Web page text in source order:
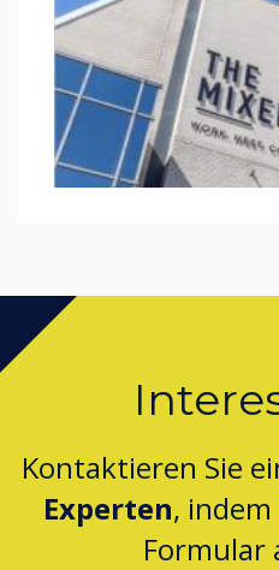
Kontaktieren Sie
Experten, indem
Formular